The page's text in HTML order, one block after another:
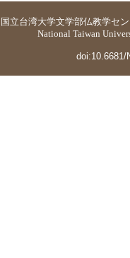
国立台湾大学文学部仏教学セ
National Taiwan
doi:10.6681/